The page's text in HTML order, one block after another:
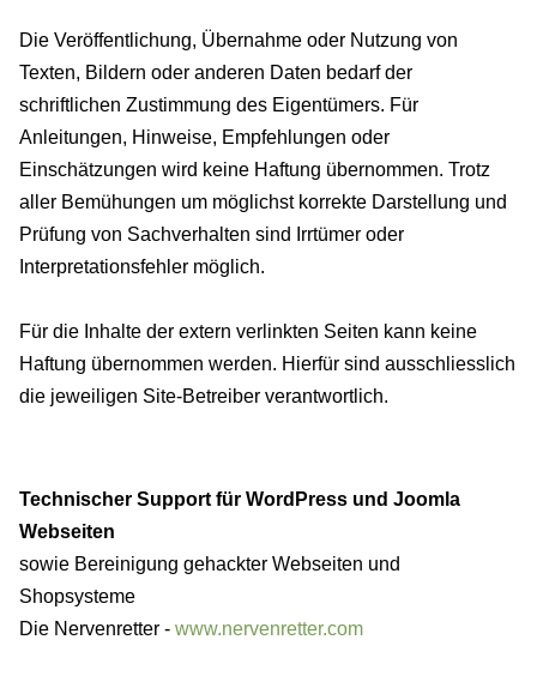
Die Veröffentlichung, Übernahme oder Nutzung von
Texten, Bildern oder anderen Daten bedarf der
schriftlichen Zustimmung des Eigentümers. Für
Anleitungen, Hinweise, Empfehlungen oder
Einschätzungen wird keine Haftung übernommen. Trotz
aller Bemühungen um möglichst korrekte Darstellung und
Prüfung von Sachverhalten sind Irrtümer oder
Interpretationsfehler möglich.
Für die Inhalte der extern verlinkten Seiten kann keine
Haftung übernommen werden. Hierfür sind ausschliesslich
die jeweiligen Site-Betreiber verantwortlich.
Technischer Support für WordPress und Joomla
Webseiten
sowie Bereinigung gehackter Webseiten und
Shopsysteme
Die Nervenretter - www.nervenretter.com